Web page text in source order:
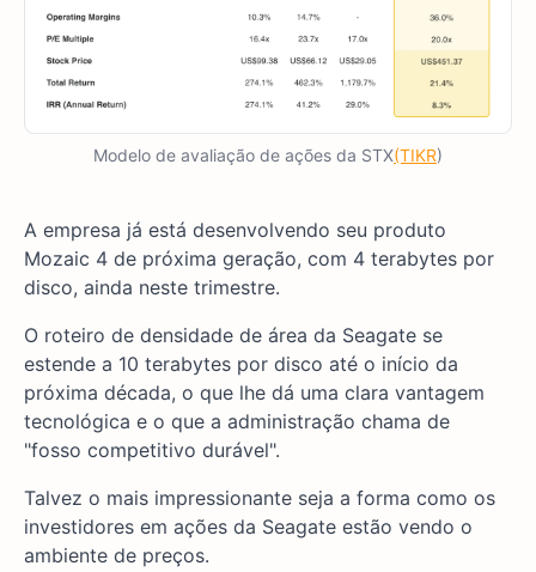
Modelo de avaliação de ações da STX(TIKR)
A empresa já está desenvolvendo seu produto
Mozaic 4 de próxima geração, com 4 terabytes por
disco, ainda neste trimestre.
O roteiro de densidade de área da Seagate se
estende a 10 terabytes por disco até o início da
próxima década, o que lhe dá uma clara vantagem
tecnológica e o que a administração chama de
"fosso competitivo durável".
Talvez o mais impressionante seja a forma como os
investidores em ações da Seagate estão vendo o
ambiente de preços.